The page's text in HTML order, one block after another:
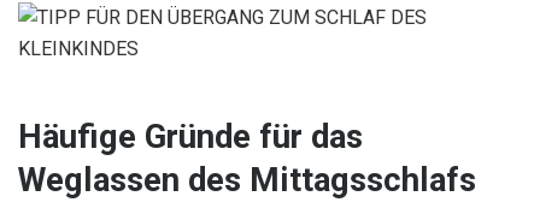
Häufige Gründe für das
Weglassen des Mittagsschlafs